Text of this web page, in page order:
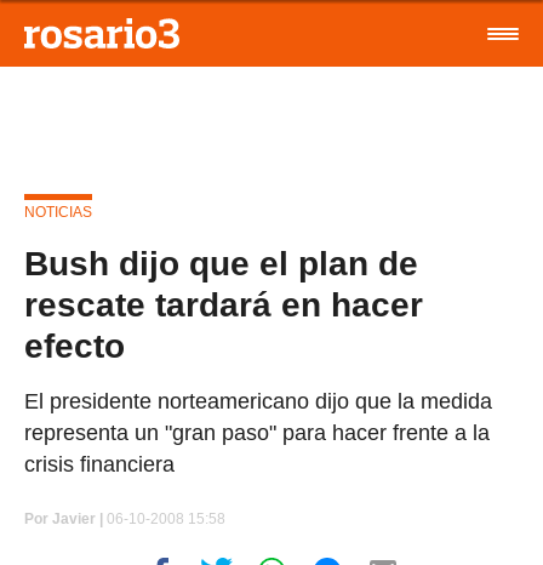
NOTICIAS
Bush dijo que el plan de
rescate tardará en hacer
efecto
El presidente norteamericano dijo que la medida
representa un "gran paso" para hacer frente a la
crisis financiera
Por Javier | 06-10-2008 15:58